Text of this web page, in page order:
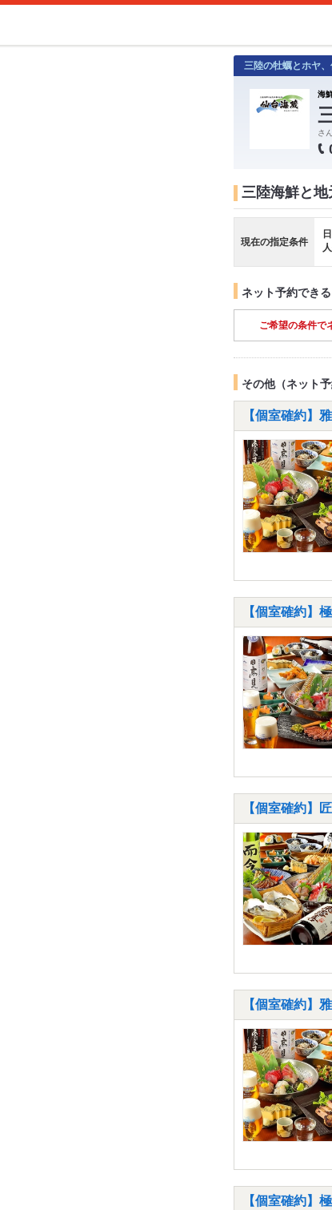
三陸の牡蠣とホヤ
海
さ
三陸海鮮と
現在の指定条件
ネット予約でき
ご希望の条件で
その他（ネット予
【個室確約】
【個室確約】
【個室確約】
【個室確約】
【個室確約】